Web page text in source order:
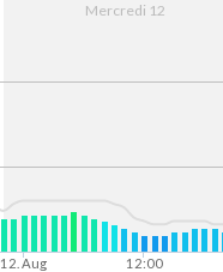
Mercredi 12
12. Aug 12:00